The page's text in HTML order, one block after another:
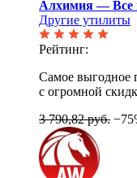
Алхимия — Все
Другие утилиты
Рейтинг:
Самое
с огромной
3 790,82 руб.